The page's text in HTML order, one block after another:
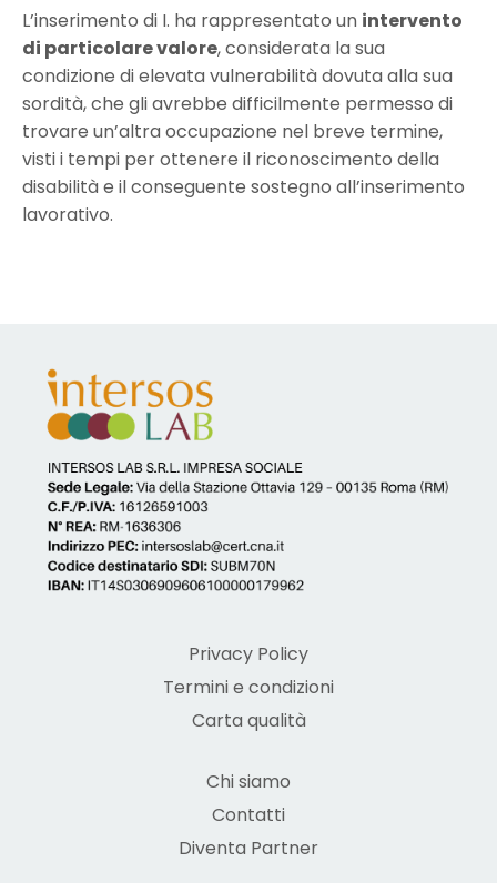
L’inserimento di I. ha rappresentato un intervento
di particolare valore, considerata la sua
condizione di elevata vulnerabilità dovuta alla sua
sordità, che gli avrebbe difficilmente permesso di
trovare un’altra occupazione nel breve termine,
visti i tempi per ottenere il riconoscimento della
disabilità e il conseguente sostegno all’inserimento
lavorativo.
Privacy Policy
Termini e condizioni
Carta qualità
Chi siamo
Contatti
Diventa Partner